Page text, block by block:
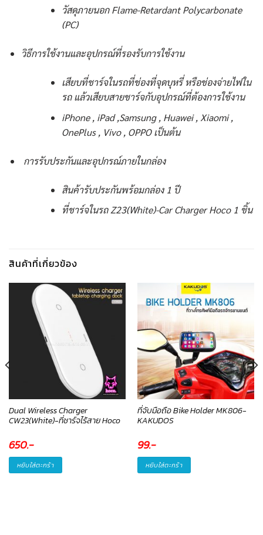
วัสดุภายนอก Flame-Retardant Polycarbonate
(PC)
วิธีการใช้งานและอุปกรณ์ที่รองรับการใช้งาน
เสียบที่ชาร์จในรถที่ช่องที่จุดบุหรี่ หรือช่องจ่ายไฟใน
รถ แล้วเสียบสายชาร์จกับอุปกรณ์ที่ต้องการใช้งาน
iPhone , iPad ,Samsung , Huawei , Xiaomi ,
OnePlus , Vivo , OPPO เป็นต้น
การรับประกันและอุปกรณ์ภายในกล่อง
สินค้ารับประกันพร้อมกล่อง 1 ปี
ที่ชาร์จในรถ Z23(White)-Car Charger Hoco 1 ชิ้น
สินค้าที่เกี่ยวข้อง
Dual Wireless Charger
CW23(White)-ที่ชาร์จไร้สาย Hoco
650.-
หยิบใส่ตะกร้า
ที่จับมือถือ Bike Holder MK806-
KAKUDOS
99.-
หยิบใส่ตะกร้า